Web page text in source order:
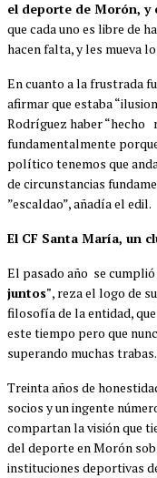
el deporte de Morón,
que cada uno es libre de
hacen falta, y les mueva
En cuanto a la frustrada
afirmar que estaba
Rodríguez haber “hecho
fundamentalmente
político tenemos que
de circunstancias
”escaldao”, añadía el edil.
El CF Santa María, un
El pasado año se
juntos", reza el logo de
filosofía de la entidad,
este tiempo pero que
superando muchas trabas.
Treinta años de
socios y un ingente
compartan la visión que
del deporte en Morón
instituciones deportivas